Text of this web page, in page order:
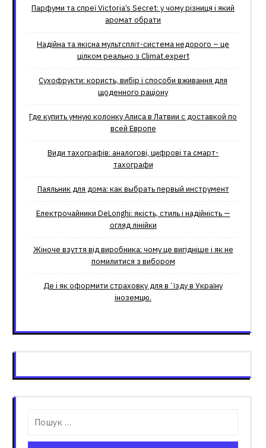
Парфуми та спреї Victoria’s Secret: у чому різниця і який
аромат обрати
Надійна та якісна мультспліт-система недорого – це
цілком реально з Climat.еxpert
Сухофрукти: користь, вибір і способи вживання для
щоденного раціону
Где купить умную колонку Алиса в Латвии с доставкой по
всей Европе
Види тахографів: аналогові, цифрові та смарт-
тахографи
Паяльник для дома: как выбрать первый инструмент
Електрочайники DeLonghi: якість, стиль і надійність —
огляд лінійки
Жіноче взуття від виробника: чому це вигідніше і як не
помилитися з вибором
Де і як оформити страховку для вʼїзду в Україну
іноземцю.